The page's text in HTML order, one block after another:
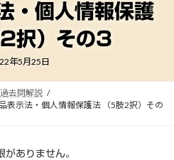
・個人情報保護
択）その3
年5月25日
去問解説
法・個人情報保護法 （5肢2択）その
ありません。